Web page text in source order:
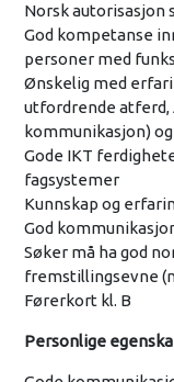
Norsk
God kompetanse
personer med
Ønskelig med
utfordrende atferd,
kommunikasjon)
Gode IKT
fagsystemer
Kunnskap og
God
Søker må ha god
fremstillingsevne
Førerkort kl. B
Personlige